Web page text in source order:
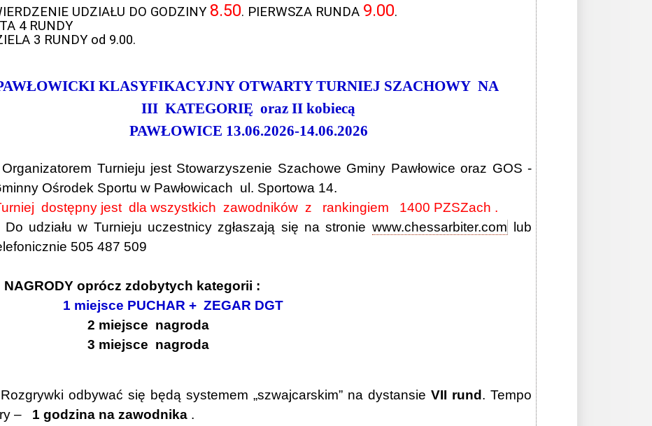
UDZIAŁU DO GODZINY 8.50. PIERWSZA RUNDA 9.00.
4 RUNDY
3 RUNDY od 9.00.
KLASYFIKACYJNY OTWARTY TURNIEJ SZACHOWY NA
III KATEGORIĘ oraz II kobiecą
PAWŁOWICE 13.06.2026-14.06.2026
Turnieju jest Stowarzyszenie Szachowe Gminy Pawłowice oraz GOS -
Ośrodek Sportu w Pawłowicach ul. Sportowa 14.
dostępny jest dla wszystkich zawodników z rankingiem 1400 PZSZach .
udziału w Turnieju uczestnicy zgłaszają się na stronie www.chessarbiter.com lub
505 487 509
NAGRODY oprócz zdobytych kategorii :
1 miejsce PUCHAR + ZEGAR DGT
nagroda
nagroda
odbywać się będą systemem „szwajcarskim” na dystansie VII rund . Tempo
–
1 godzina na zawodnika .